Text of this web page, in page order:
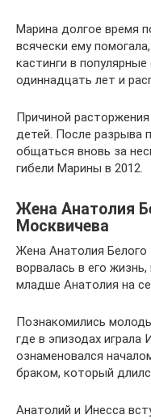
Марина долгое время
всячески ему
кастинги в
одиннадцать лет и
Причиной
детей. После разрыва
общаться вновь за
гибели Марины в 2012.
Жена Анатолия
Москвичева
Жена Анатолия
ворвалась в его
младше Анатолия на
Познакомились
где в эпизодах
ознаменовался
браком, который
Анатолий и Инесса